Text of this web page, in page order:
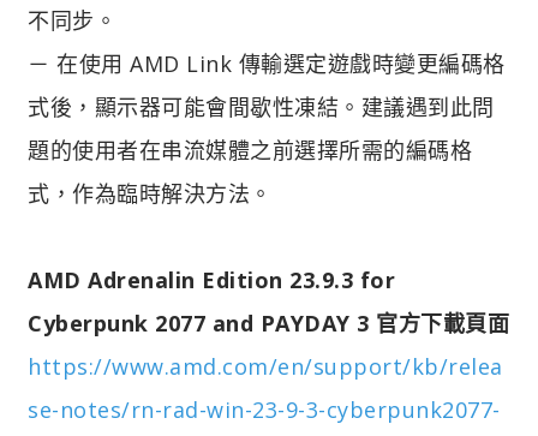
不同步。
－ 在使用 AMD Link 傳輸選定遊戲時變更編碼格
式後，顯示器可能會間歇性凍結。建議遇到此問
題的使用者在串流媒體之前選擇所需的編碼格
式，作為臨時解決方法。
AMD Adrenalin Edition 23.9.3 for
Cyberpunk 2077 and PAYDAY 3 官方下載頁面
https://www.amd.com/en/support/kb/relea
se-notes/rn-rad-win-23-9-3-cyberpunk2077-